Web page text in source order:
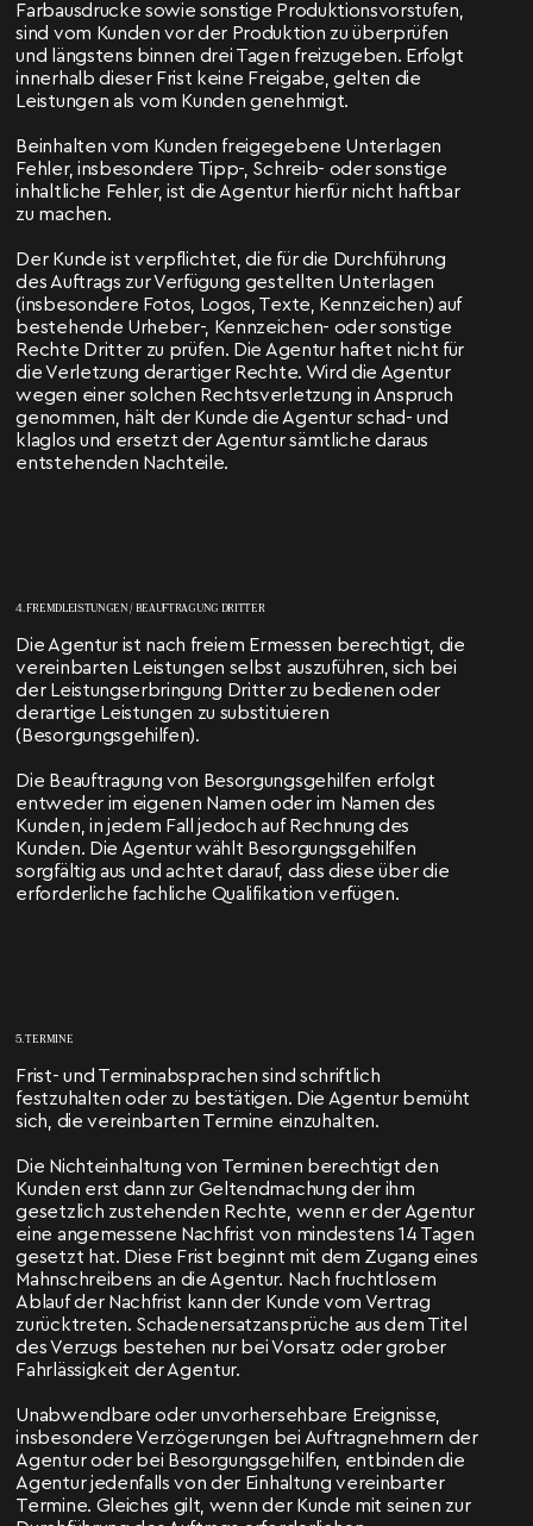
Farbausdrucke sowie sonstige Produktionsvorstufen,
sind vom Kunden vor der Produktion zu überprüfen
und längstens binnen drei Tagen freizugeben. Erfolgt
innerhalb dieser Frist keine Freigabe, gelten die
Leistungen als vom Kunden genehmigt.
Beinhalten vom Kunden freigegebene Unterlagen
Fehler, insbesondere Tipp-, Schreib- oder sonstige
inhaltliche Fehler, ist die Agentur hierfür nicht haftbar
zu machen.
Der Kunde ist verpflichtet, die für die Durchführung
des Auftrags zur Verfügung gestellten Unterlagen
(insbesondere Fotos, Logos, Texte, Kennzeichen) auf
bestehende Urheber-, Kennzeichen- oder sonstige
Rechte Dritter zu prüfen. Die Agentur haftet nicht für
die Verletzung derartiger Rechte. Wird die Agentur
wegen einer solchen Rechtsverletzung in Anspruch
genommen, hält der Kunde die Agentur schad- und
klaglos und ersetzt der Agentur sämtliche daraus
entstehenden Nachteile.
4. FREMDLEISTUNGEN / BEAUFTRAGUNG DRITTER
Die Agentur ist nach freiem Ermessen berechtigt, die
vereinbarten Leistungen selbst auszuführen, sich bei
der Leistungserbringung Dritter zu bedienen oder
derartige Leistungen zu substituieren
(Besorgungsgehilfen).
Die Beauftragung von Besorgungsgehilfen erfolgt
entweder im eigenen Namen oder im Namen des
Kunden, in jedem Fall jedoch auf Rechnung des
Kunden. Die Agentur wählt Besorgungsgehilfen
sorgfältig aus und achtet darauf, dass diese über die
erforderliche fachliche Qualifikation verfügen.
5. TERMINE
Frist- und Terminabsprachen sind schriftlich
festzuhalten oder zu bestätigen. Die Agentur bemüht
sich, die vereinbarten Termine einzuhalten.
Die Nichteinhaltung von Terminen berechtigt den
Kunden erst dann zur Geltendmachung der ihm
gesetzlich zustehenden Rechte, wenn er der Agentur
eine angemessene Nachfrist von mindestens 14 Tagen
gesetzt hat. Diese Frist beginnt mit dem Zugang eines
Mahnschreibens an die Agentur. Nach fruchtlosem
Ablauf der Nachfrist kann der Kunde vom Vertrag
zurücktreten. Schadenersatzansprüche aus dem Titel
des Verzugs bestehen nur bei Vorsatz oder grober
Fahrlässigkeit der Agentur.
Unabwendbare oder unvorhersehbare Ereignisse,
insbesondere Verzögerungen bei Auftragnehmern der
Agentur oder bei Besorgungsgehilfen, entbinden die
Agentur jedenfalls von der Einhaltung vereinbarter
Termine. Gleiches gilt, wenn der Kunde mit seinen zur